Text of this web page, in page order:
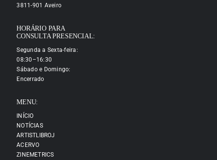
3811-901 Aveiro
HORÁRIO PARA
CONSULTA PRESENCIAL:
Segunda a Sexta-feira:
08:30–16:30
Sábado e Domingo:
Encerrado
MENU:
INÍCIO
NOTÍCIAS
ARTISTLIBROJ
ACERVO
ZINEMETRICS